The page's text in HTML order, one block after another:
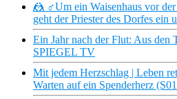
🤼 ♂Um ein Waisenhaus vor
geht der Priester des Dorfes ein
Ein Jahr nach der Flut: Aus den
SPIEGEL TV
Mit jedem Herzschlag | Leben
Warten auf ein Spenderherz